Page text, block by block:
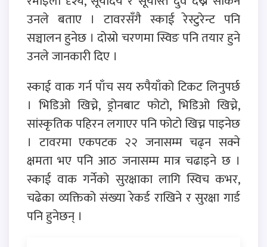
उनले बताए । टावरसँगै स्काई रेस्टुरेन्ट पनि
सञ्चालन हुनेछ । दोस्रो चरणमा स्विङ पनि तयार हुने
उनले जानकारी दिए ।
स्काई वाक गर्न पाँच सय रुपैयाँको टिकट लिनुपर्छ
। भिडिओ खिच्ने, ड्रोनबाट फोटो, भिडिओ खिच्ने,
सांस्कृतिक पहिरन लगाएर पनि फोटो खिच्न पाइनेछ
। टावरमा एकपटक २२ जनासम्म चढ्न सक्ने
क्षमता भए पनि आठ जनासम्म मात्र चढाइने छ ।
स्काई वाक गर्नेको सुरक्षाका लागि स्विच कभर,
चढेका व्यक्तिको संख्या रेकर्ड राखिने र सुरक्षा गार्ड
पनि हुनेछन् ।